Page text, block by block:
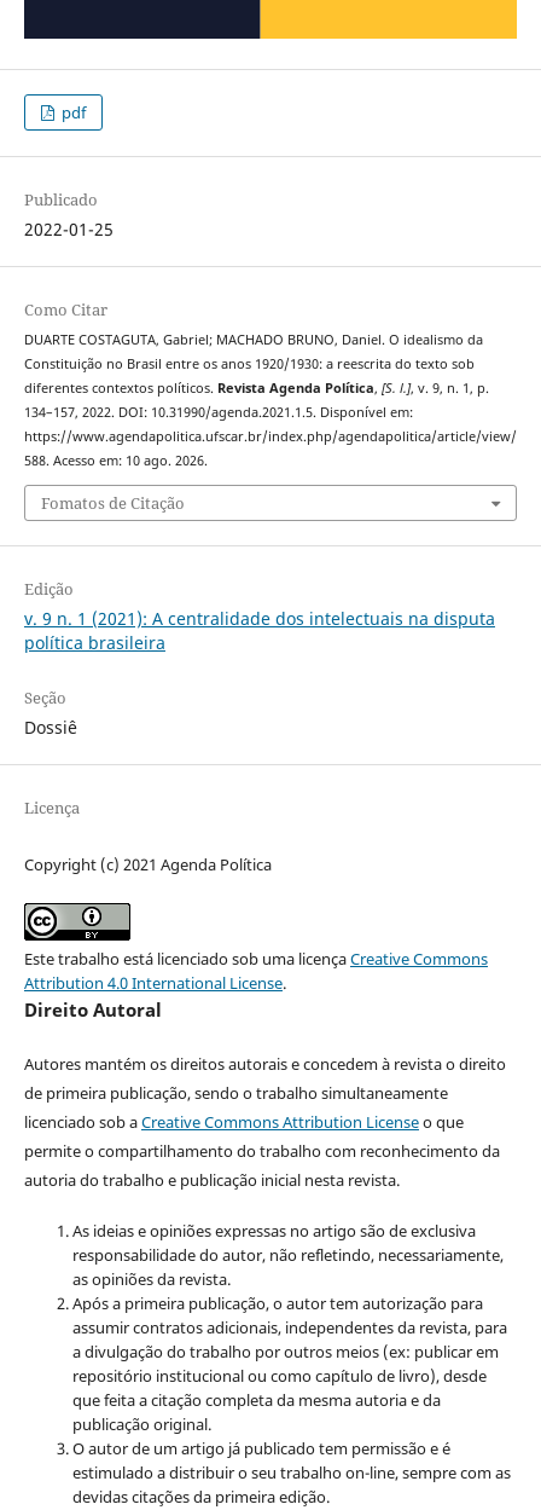
pdf
Publicado
2022-01-25
Como Citar
DUARTE COSTAGUTA, Gabriel; MACHADO BRUNO, Daniel. O idealismo da
Constituição no Brasil entre os anos 1920/1930: a reescrita do texto sob
diferentes contextos políticos. Revista Agenda Política, [S. l.], v. 9, n. 1, p.
134–157, 2022. DOI: 10.31990/agenda.2021.1.5. Disponível em:
https://www.agendapolitica.ufscar.br/index.php/agendapolitica/article/view/
588. Acesso em: 10 ago. 2026.
Fomatos de Citação
Edição
v. 9 n. 1 (2021): A centralidade dos intelectuais na disputa
política brasileira
Seção
Dossiê
Licença
Copyright (c) 2021 Agenda Política
Este trabalho está licenciado sob uma licençaCreative Commons
Attribution 4.0 International License.
Direito Autoral
Autores mantém os direitos autorais e concedem à revista o direito
de primeira publicação, sendo o trabalho simultaneamente
licenciado sob aCreative Commons Attribution Licenseo que
permite o compartilhamento do trabalho com reconhecimento da
autoria do trabalho e publicação inicial nesta revista.
As ideias e opiniões expressas no artigo são de exclusiva
responsabilidade do autor, não refletindo, necessariamente,
as opiniões da revista.
Após a primeira publicação, o autor tem autorização para
assumir contratos adicionais, independentes da revista, para
a divulgação do trabalho por outros meios (ex: publicar em
repositório institucional ou como capítulo de livro), desde
que feita a citação completa da mesma autoria e da
publicação original.
O autor de um artigo já publicado tem permissão e é
estimulado a distribuir o seu trabalho on-line, sempre com as
devidas citações da primeira edição.